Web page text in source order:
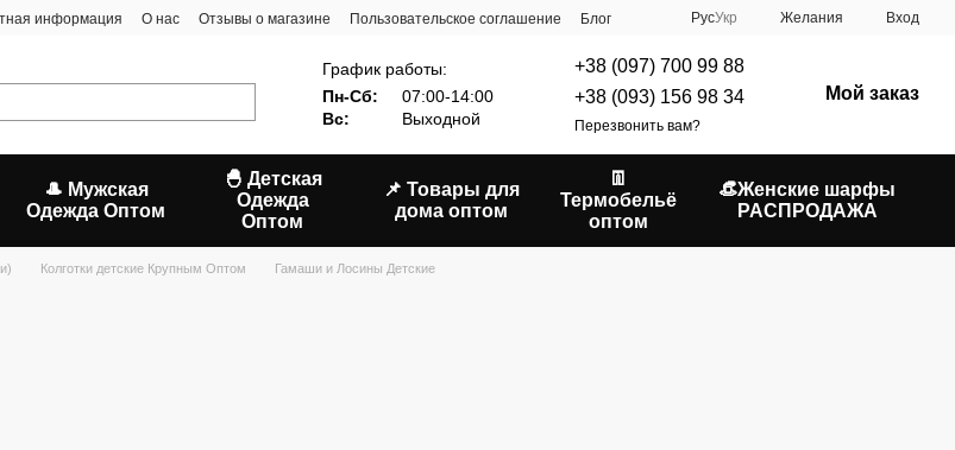
информация О нас Отзывы о магазине Пользовательское соглашение Блог РусУкр Желания Вход
График работы:
Пн-Сб:
07:00-14:00
Вс:
Выходной
+38 (097) 700 99 88
+38 (093) 156 98 34
Перезвонить вам?
Мой заказ
🎩 Мужская
Одежда Оптом
🐣 Детская
Одежда
Оптом
📌 Товары для
дома оптом
👖
Термобельё
оптом
👒Женские шарфы
РАСПРОДАЖА
Колготки детские Крупным Оптом Гамаши и Лосины Детские